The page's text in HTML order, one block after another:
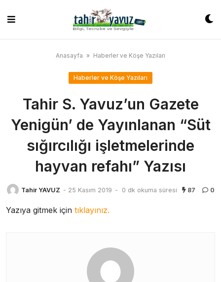
content
Anasayfa » Haberler ve Köşe Yazıları
Haberler ve Köşe Yazıları
Tahir S. Yavuz’un Gazete
Yenigün’ de Yayınlanan “Süt
sığırcılığı işletmelerinde
hayvan refahı” Yazısı
Tahir YAVUZ - 25 Kasım 2019 - 0 dk okuma süresi 87 0
Yazıya gitmek için tıklayınız.